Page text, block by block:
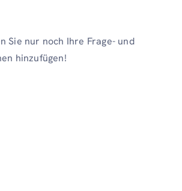
Sie nur noch Ihre Frage- und
hinzufügen!